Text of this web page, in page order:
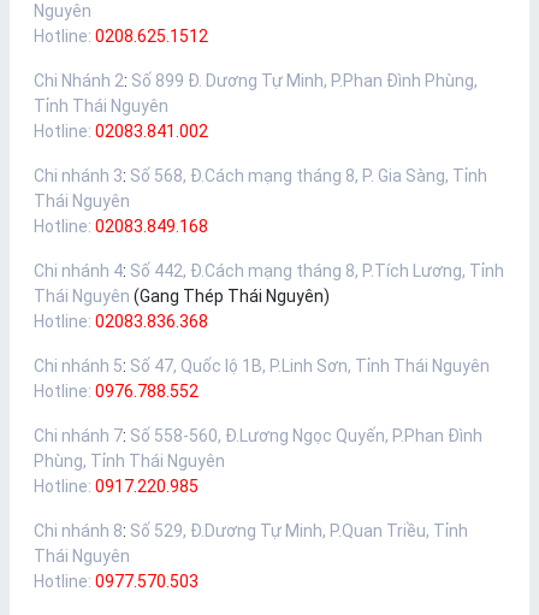
Nguyên
Hotline: 0208.625.1512
Chi Nhánh 2: Số 899 Đ. Dương Tự Minh, P.Phan Đình Phùng,
Tỉnh Thái Nguyên
Hotline: 02083.841.002
Chi nhánh 3: Số 568, Đ.Cách mạng tháng 8, P. Gia Sàng, Tỉnh
Thái Nguyên
Hotline: 02083.849.168
Chi nhánh 4: Số 442, Đ.Cách mạng tháng 8, P.Tích Lương, Tỉnh
Thái Nguyên (Gang Thép Thái Nguyên)
Hotline: 02083.836.368
Chi nhánh 5: Số 47, Quốc lộ 1B, P.Linh Sơn, Tỉnh Thái Nguyên
Hotline: 0976.788.552
Chi nhánh 7: Số 558-560, Đ.Lương Ngọc Quyến, P.Phan Đình
Phùng, Tỉnh Thái Nguyên
Hotline: 0917.220.985
Chi nhánh 8: Số 529, Đ.Dương Tự Minh, P.Quan Triều, Tỉnh
Thái Nguyên
Hotline: 0977.570.503